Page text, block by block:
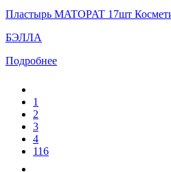
Пластырь MATOPAT 17шт
БЭЛЛА
Подробнее
1
2
3
4
116